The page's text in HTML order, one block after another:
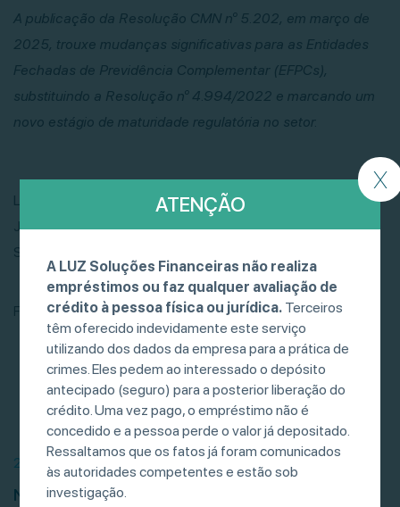
ATENÇÃO
X
A LUZ Soluções Financeiras não realiza
empréstimos ou faz qualquer avaliação de
crédito à pessoa física ou jurídica. Terceiros
têm oferecido indevidamente este serviço
utilizando dos dados da empresa para a prática de
crimes. Eles pedem ao interessado o depósito
antecipado (seguro) para a posterior liberação do
crédito. Uma vez pago, o empréstimo não é
concedido e a pessoa perde o valor já depositado.
Ressaltamos que os fatos já foram comunicados
às autoridades competentes e estão sob
investigação.
A publicação da Resolução CMN nº 5.202, em março de
2025, trouxe mudanças significativas para as Entidades
Fechadas de Previdência Complementar (EFPCs),
substituindo a Resolução nº 4.994/2022 e marcando um
novo estágio de maturidade regulatória no setor.
Leia o artigo completo do portal SEGS, escrito por Jadson
João Alves da Silva, Consultor de Investimentos da LUZ
Soluções Financeiras,
Fonte: Segs.com.br
21/07/26
Negociação de debêntures, CRIs e CRAs